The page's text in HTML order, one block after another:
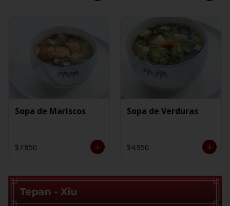
Sopa de Mariscos
$7.850
Sopa de Verduras
$4.950